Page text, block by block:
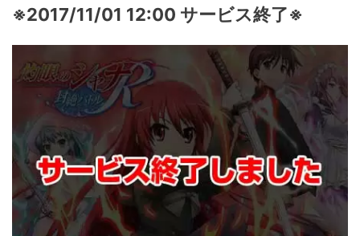
※2017/11/01 12:00 サービス終了※